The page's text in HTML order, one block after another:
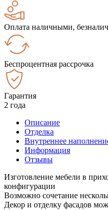
Оплата наличными,
Беспроцентная рассрочка
Гарантия
2 года
Описание
Отделка
Внутреннее
Информация
Отзывы
Изготовление мебели в
конфигурации
Возможно сочетание
Декор и отделку фасадов